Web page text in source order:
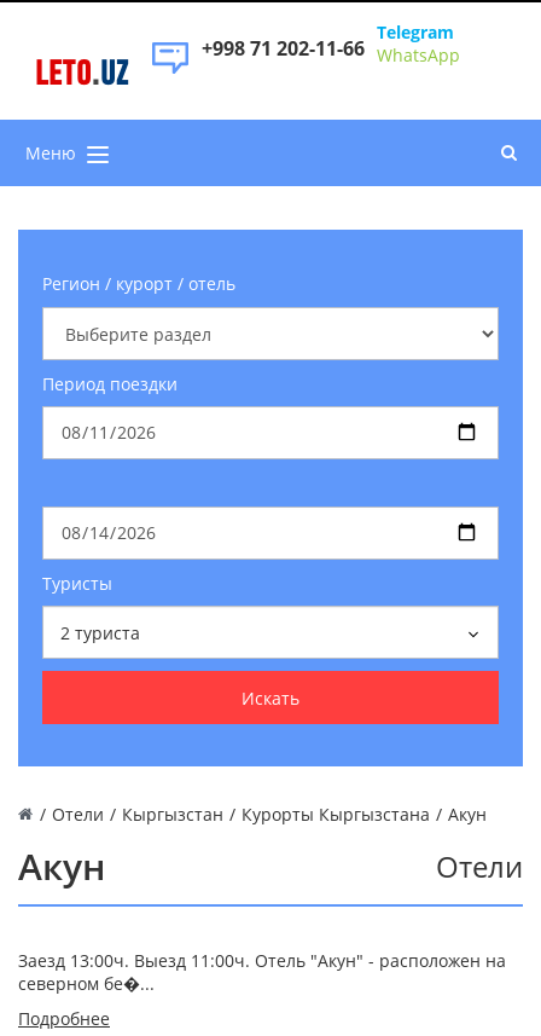
LETO.UZ
+998 71 202-11-66
Telegram
WhatsApp
Меню
Регион / курорт / отель
Период поездки
Туристы
2 туриста
Искать
/ Отели / Кыргызстан / Курорты Кыргызстана / Акун
Акун Отели
Заезд 13:00ч. Выезд 11:00ч. Отель "Акун" - расположен на
северном бе�...
Подробнее